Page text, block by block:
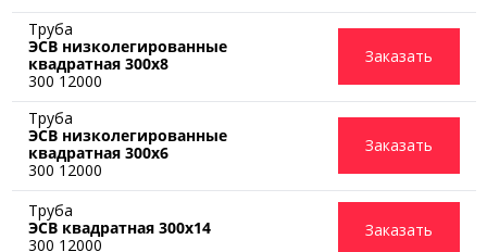
Труба
ЭСВ низколегированные
квадратная 300x8
300 12000
Заказать
Труба
ЭСВ низколегированные
квадратная 300x6
300 12000
Заказать
Труба
ЭСВ квадратная 300х14
300 12000
Заказать